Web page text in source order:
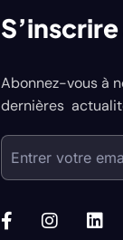
Abonnez-vous à
dernières